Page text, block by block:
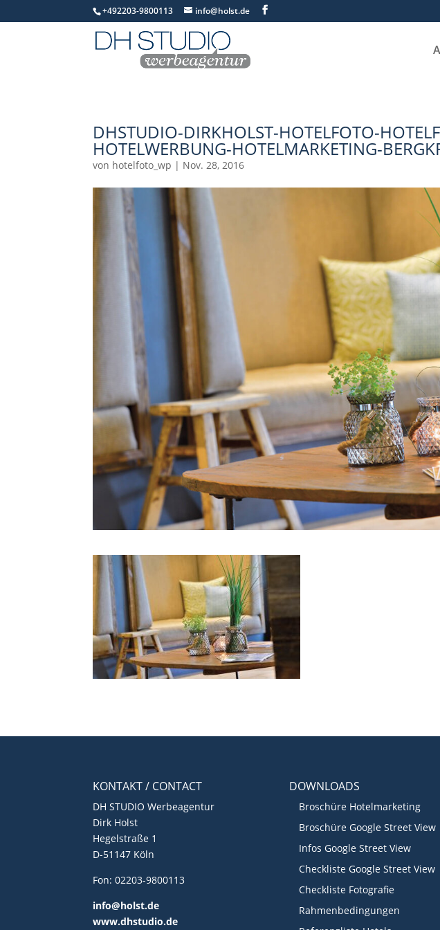
+492203-9800113 info@holst.de
DHSTUDIO-DIRKHOLST-HOTELFOTO-
HOTELWERBUNG-HOTELMARKETING-
von hotelfoto_wp | Nov. 28, 2016
KONTAKT / CONTACT
DH STUDIO Werbeagentur
Dirk Holst
Hegelstraße 1
D-51147 Köln
Fon: 02203-9800113
info@holst.de
www.dhstudio.de
DOWNLOADS
Broschüre Hotelmarketing
Broschüre Google Street View
Infos Google Street View
Checkliste Google Street View
Checkliste Fotografie
Rahmenbedingungen